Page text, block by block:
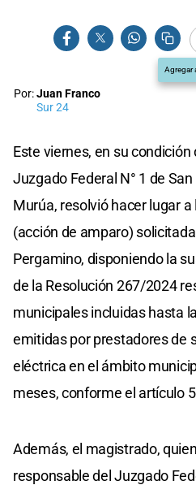
Agregar
Por:Juan Franco
Sur 24
Este viernes, en su
Juzgado Federal N° 1 de
Murúa, resolvió hacer lugar
(acción de amparo)
Pergamino, disponiendo la
de la Resolución 267/2024
municipales incluidas hasta
emitidas por prestadores de
eléctrica en el ámbito
meses, conforme el artículo
Además, el magistrado,
responsable del Juzgado